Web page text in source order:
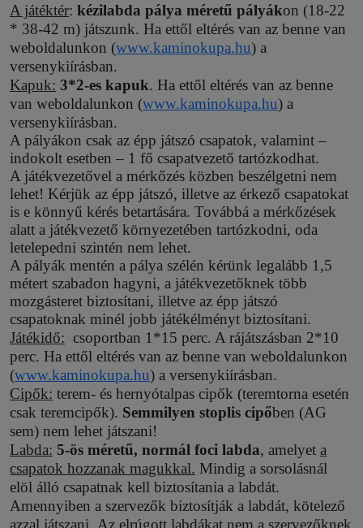
A játéktér: kézilabda pálya méretű pályákon (18-22
* 38-42 m) játszunk. Ha ettől eltérés van az benne van
weboldalunkon (www.kaminokupa.hu) a
versenykiírásban.
Kapuk: 3*2-es kapuk. Ha ettől eltérés van az benne
van weboldalunkon (www.kaminokupa.hu) a
versenykiírásban.
A pályákon csak az épp játszó csapatok, valamint –
indokolt esetben – 1 fő csapatvezető tartózkodhat.
A játékvezetővel a mérkőzés közben beszélgetni nem
lehet! Kérjük az épp játszó, illetve az érkező csapatokat
is e könnyű kérés betartására. Továbbá a mérkőzések
alatt a játékvezető környezetében tartózkodni, oda
letelepedni szintén nem lehet.
A pályák mentén a pálya szélén kérünk legalább 1,5
métert szabadon hagyni, a játékvezetőknek több
mozgásteret biztosítani, illetve az épp játszó
csapatoknak minél jobb játékélményt biztosítani.
Játékidő: csoportban 1*15 perc. A rájátszásban 2*10
perc. Ha ettől eltérés van az benne van weboldalunkon
(www.kaminokupa.hu) a versenykiírásban.
Cipők: terem- és hernyótalpas cipők (teremtorna esetén
csak teremcipők). Semmilyen stoplis cipőben (AG
sem) nem lehet játszani!
Labda: 5-ös méretű, normál foci labda, amelyet a
csapatok hozzanak magukkal. Mindig a sorsolásnál
elöl álló csapatnak kell biztosítania a labdát.
Amennyiben a szervezők biztosítják a labdát, kötelező
azzal játszani. Az elrúgott labdákat nem a szervezőknek